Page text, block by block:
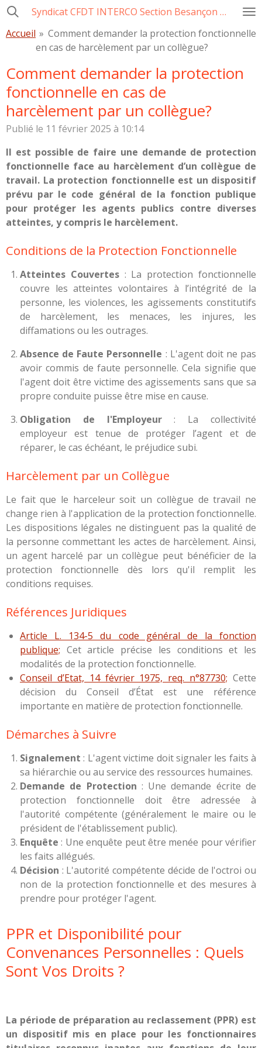
Passer
contenu
principal
Syndicat CFDT INTERCO Section Besançon Ville-CCAS-GBM
Accueil » Comment demander la protection fonctionnelle
en cas de harcèlement par un collègue?
Comment demander la protection
fonctionnelle en cas de
harcèlement par un collègue?
Publié le 11 février 2025 à 10:14
Il est possible de faire une demande de protection
fonctionnelle face au harcèlement d’un collègue de
travail. La protection fonctionnelle est un dispositif
prévu par le code général de la fonction publique
pour protéger les agents publics contre diverses
atteintes, y compris le harcèlement.
Conditions de la Protection Fonctionnelle
Atteintes Couvertes: La protection fonctionnelle
couvre les atteintes volontaires à l’intégrité de la
personne, les violences, les agissements constitutifs
de harcèlement, les menaces, les injures, les
diffamations ou les outrages.
Absence de Faute Personnelle : L'agent doit ne pas
avoir commis de faute personnelle. Cela signifie que
l'agent doit être victime des agissements sans que sa
propre conduite puisse être mise en cause.
Obligation de l'Employeur: La collectivité
employeur est tenue de protéger l’agent et de
réparer, le cas échéant, le préjudice subi.
Harcèlement par un Collègue
Le fait que le harceleur soit un collègue de travail ne
change rien à l'application de la protection fonctionnelle.
Les dispositions légales ne distinguent pas la qualité de
la personne commettant les actes de harcèlement. Ainsi,
un agent harcelé par un collègue peut bénéficier de la
protection fonctionnelle dès lors qu'il remplit les
conditions requises.
Références Juridiques
Article L. 134-5 du code général de la fonction
publique; Cet article précise les conditions et les
modalités de la protection fonctionnelle.
Conseil d’Etat, 14 février 1975, req. n°87730; Cette
décision du Conseil d’État est une référence
importante en matière de protection fonctionnelle.
Démarches à Suivre
Signalement : L'agent victime doit signaler les faits à
sa hiérarchie ou au service des ressources humaines.
Demande de Protection : Une demande écrite de
protection fonctionnelle doit être adressée à
l'autorité compétente (généralement le maire ou le
président de l'établissement public).
Enquête : Une enquête peut être menée pour vérifier
les faits allégués.
Décision : L'autorité compétente décide de l'octroi ou
non de la protection fonctionnelle et des mesures à
prendre pour protéger l'agent.
PPR et Disponibilité pour
Convenances Personnelles : Quels
Sont Vos Droits ?
La période de préparation au reclassement (PPR) est
un dispositif mis en place pour les fonctionnaires